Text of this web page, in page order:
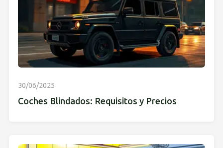
30/06/2025
Coches Blindados: Requisitos y Precios